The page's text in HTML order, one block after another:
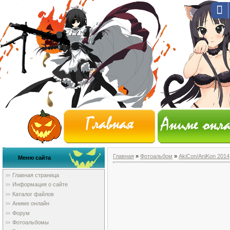
Меню сайта
Главная страница
Информация о сайте
Каталог файлов
Аниме онлайн
Форум
Фотоальбомы
Главная » Фотоальбом » AkiCon/AniKon 2014